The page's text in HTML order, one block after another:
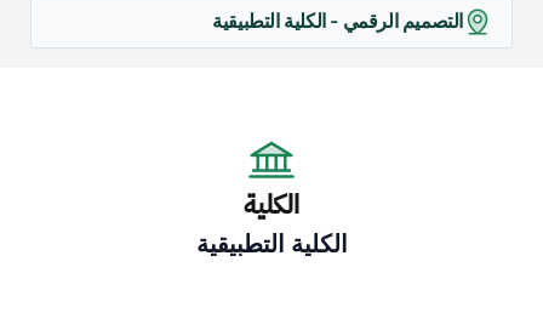
التصميم الرقمي - الكلية التطبيقية
الكلية
الكلية التطبيقية